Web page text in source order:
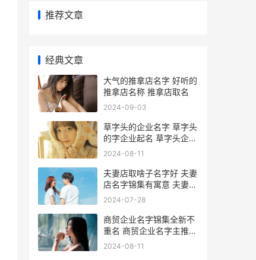
推荐文章
经典文章
大气的推拿店名字 好听的
推拿店名称 推拿店取名
2024-09-03
草字头的企业名字 草字头
的字企业起名 草字头企业
名称
2024-08-11
夫妻店取啥子名字好 夫妻
店名字锦集有寓意 夫妻开
店名字
2024-07-28
商贸企业名字锦集全新不
重名 商贸企业名字主推
商贸企业名称
2024-08-11